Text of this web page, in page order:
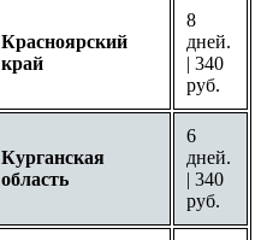
Красноярский
край
8
дней.
| 340
руб.
Курганская
область
6
дней.
| 340
руб.